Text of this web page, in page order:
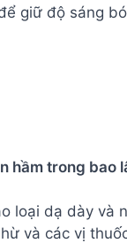
giữ độ sáng
hầm trong
loại dạ dày
và các vị